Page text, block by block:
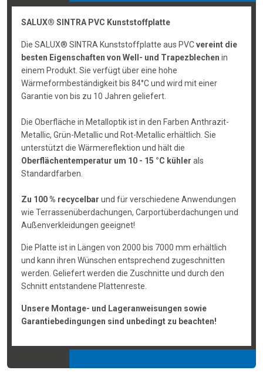
SALUX® SINTRA PVC Kunststoffplatte
Die SALUX® SINTRA Kunststoffplatte aus PVCvereint die
besten Eigenschaften von Well- und Trapezblechen in
einem Produkt. Sie verfügt über eine hohe
Wärmeformbeständigkeit bis 84°C und wird mit einer
Garantie von bis zu 10 Jahren geliefert.
Die Oberfläche in Metalloptik ist in den Farben Anthrazit-
Metallic, Grün-Metallic und Rot-Metallic erhältlich. Sie
unterstützt die Wärmereflektion und hält die
Oberflächentemperatur um 10 - 15 °C kühler als
Standardfarben.
Zu 100 % recycelbar und für verschiedene Anwendungen
wie Terrassenüberdachungen, Carportüberdachungen und
Außenverkleidungen geeignet!
Die Platte ist in Längen von 2000 bis 7000 mm erhältlich
und kann ihren Wünschen entsprechend zugeschnitten
werden. Geliefert werden die Zuschnitte und durch den
Schnitt entstandene Plattenreste.
Unsere Montage- und Lageranweisungen sowie
Garantiebedingungen sind unbedingt zu beachten!